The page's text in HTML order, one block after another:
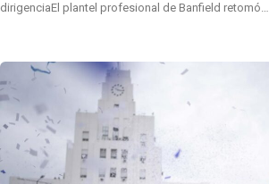
dirigenciaEl plantel profesional de Banfield retomó…